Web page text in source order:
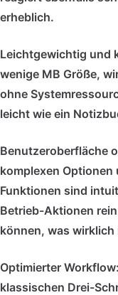
erheblich.
Leichtgewichtig und
wenige MB Größe,
ohne
leicht wie ein
Benutzeroberfläche
komplexen
Funktionen sind
Betrieb-Aktionen
können, was
Optimierter
klassischen Drei-